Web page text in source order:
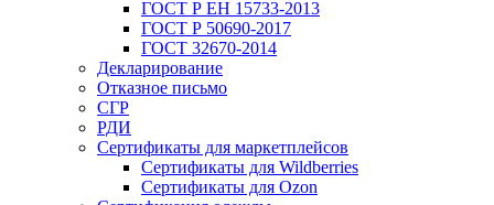
ГОСТ Р ЕН 15733-2013
ГОСТ Р 50690-2017
ГОСТ 32670-2014
Декларирование
Отказное письмо
СГР
РДИ
Сертификаты для маркетплейсов
Сертификаты для Wildberries
Сертификаты для Ozon